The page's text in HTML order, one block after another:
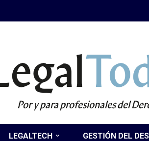
Por y para profesionales del
LEGALTECH GESTIÓN DEL